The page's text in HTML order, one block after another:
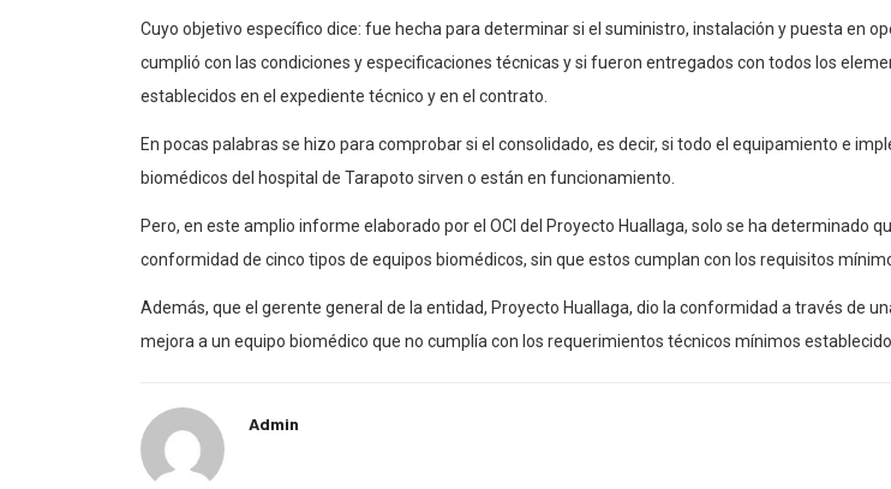
Cuyo objetivo específico dice: fue hecha para determinar si el suministro, instalación y puesta en
cumplió con las condiciones y especificaciones técnicas y si fueron entregados con todos los
establecidos en el expediente técnico y en el contrato.
En pocas palabras se hizo para comprobar si el consolidado, es decir, si todo el equipamiento e
biomédicos del hospital de Tarapoto sirven o están en funcionamiento.
Pero, en este amplio informe elaborado por el OCI del Proyecto Huallaga, solo se ha determinado
conformidad de cinco tipos de equipos biomédicos, sin que estos cumplan con los requisitos
Además, que el gerente general de la entidad, Proyecto Huallaga, dio la conformidad a través de
mejora a un equipo biomédico que no cumplía con los requerimientos técnicos mínimos
Admin